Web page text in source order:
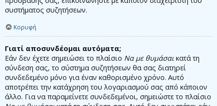
συστήματος συζητήσεων.
Κορυφή
Γιατί αποσυνδέομαι αυτόματα;
Εάν δεν έχετε σημειώσει το πλαίσιο Να με θυμάσαι κατά τη
σύνδεση σας, το σύστημα συζητήσεων θα σας διατηρεί
συνδεδεμένο μόνο για έναν καθορισμένο χρόνο. Αυτό
αποτρέπει την κατάχρηση του λογαριασμού σας από κάποιον
άλλο. Για να παραμείνετε συνδεδεμένοι, σημειώστε το πλαίσιο